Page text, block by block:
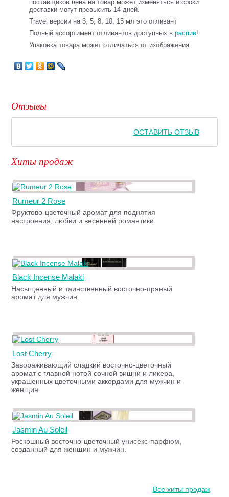
поставщиков цена на товар может изменяться и сроки
доставки могут превысить 14 дней.
Travel версии на 3, 5, 8, 10, 15 мл это отливант
Полный ассортимент отливантов доступных враспив!
Упаковка товара может отличаться от изображения.
Отзывы
ОСТАВИТЬ ОТЗЫВ
Хиты продаж
Rumeur 2 Rose
Фруктово-цветочный аромат для поднятия
настроения, любви и весенней романтики
Black Incense Malaki
Насыщенный и таинственный восточно-пряный
аромат для мужчин.
Lost Cherry
Завораживающий сладкий восточно-цветочный
аромат с главной нотой сочной вишни и ликера,
украшенных цветочными аккордами для мужчин и
женщин.
Jasmin Au Soleil
Роскошный восточно-цветочный унисекс-парфюм,
созданный для женщин и мужчин.
Все хиты продаж